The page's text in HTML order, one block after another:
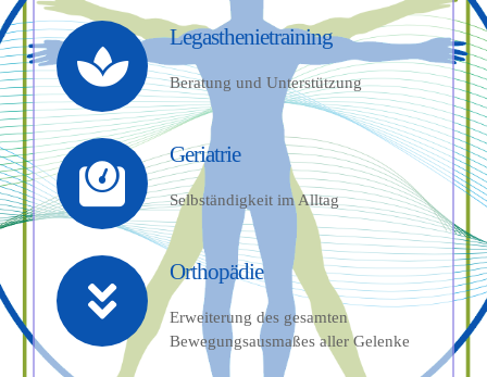
Legasthenietraining
Beratung und Unterstützung
Geriatrie
Selbständigkeit im Alltag
Orthopädie
Erweiterung des gesamten
Bewegungsausmaßes aller Gelenke